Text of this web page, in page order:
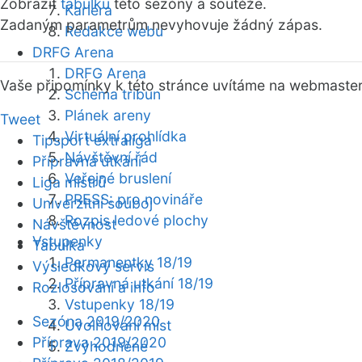
Kariéra
Redakce webu
DRFG Arena
DRFG Arena
Schéma tribun
Plánek areny
Virtuální prohlídka
Návštěvní řád
Veřejné bruslení
PRESS: pro novináře
Rozpis ledové plochy
Vstupenky
Permanentky 18/19
Přípravná utkání 18/19
Vstupenky 18/19
Uvolňování míst
Zvýhodněné
Zobrazit tabulku této sezóny a soutěže.
Zadaným parametrům nevyhovuje žádný zápas.
Vaše připomínky k této stránce uvítáme na webmaster
Tweet
Tipsport extraliga
Přípravná utkání
Liga mistrů
Univerzitní souboj
Návštěvnost
Tabulka
Výsledkový servis
Rozlosování a info
Sezóna 2019/2020
Příprava 2019/2020